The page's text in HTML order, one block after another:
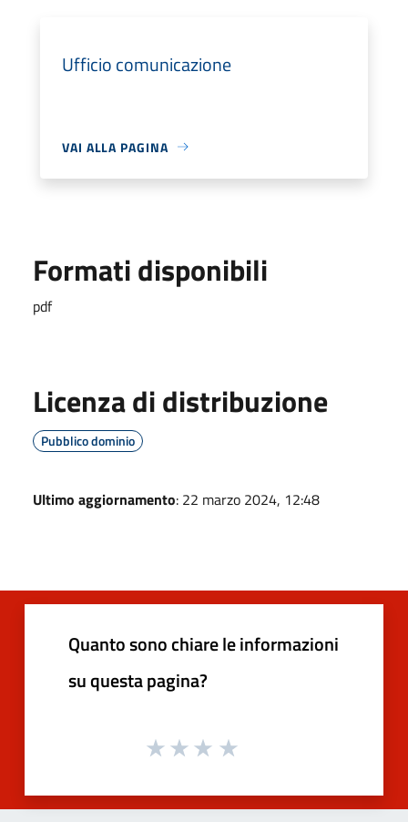
Ufficio comunicazione
VAI ALLA PAGINA
Formati disponibili
pdf
Licenza di distribuzione
Pubblico dominio
Ultimo aggiornamento: 22 marzo 2024, 12:48
Quanto sono chiare le informazioni
su questa pagina?